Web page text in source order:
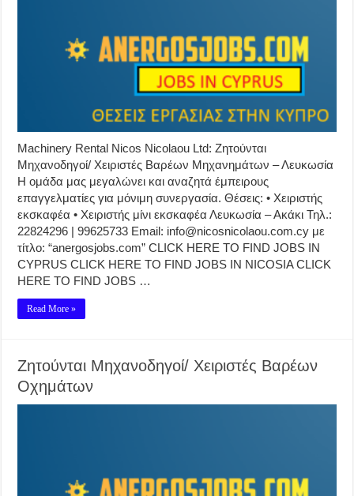
Machinery Rental Nicos Nicolaou Ltd: Ζητούνται
Μηχανοδηγοί/ Χειριστές Βαρέων Μηχανημάτων – Λευκωσία
Η ομάδα μας μεγαλώνει και αναζητά έμπειρους
επαγγελματίες για μόνιμη συνεργασία. Θέσεις: • Χειριστής
εκσκαφέα • Χειριστής μίνι εκσκαφέα Λευκωσία – Ακάκι Τηλ.:
22824296 | 99625733 Email: info@nicosnicolaou.com.cy με
τίτλο: “anergosjobs.com” CLICK HERE TO FIND JOBS IN
CYPRUS CLICK HERE TO FIND JOBS IN NICOSIA CLICK
HERE TO FIND JOBS …
Read More »
Ζητούνται Μηχανοδηγοί/ Χειριστές Βαρέων
Οχημάτων